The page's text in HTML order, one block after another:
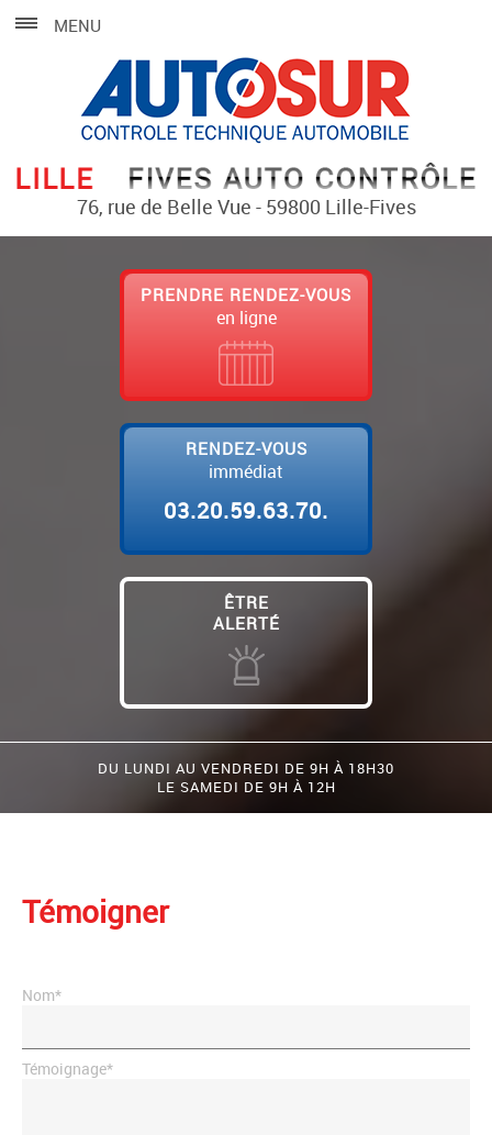
MENU
76, rue de Belle Vue - 59800 Lille-Fives
PRENDRE RENDEZ-VOUS
en ligne
RENDEZ-VOUS
immédiat
03.20.59.63.70.
ÊTRE
ALERTÉ
DU LUNDI AU VENDREDI DE 9H À 18H30
LE SAMEDI DE 9H À 12H
Témoigner
Nom*
Témoignage*